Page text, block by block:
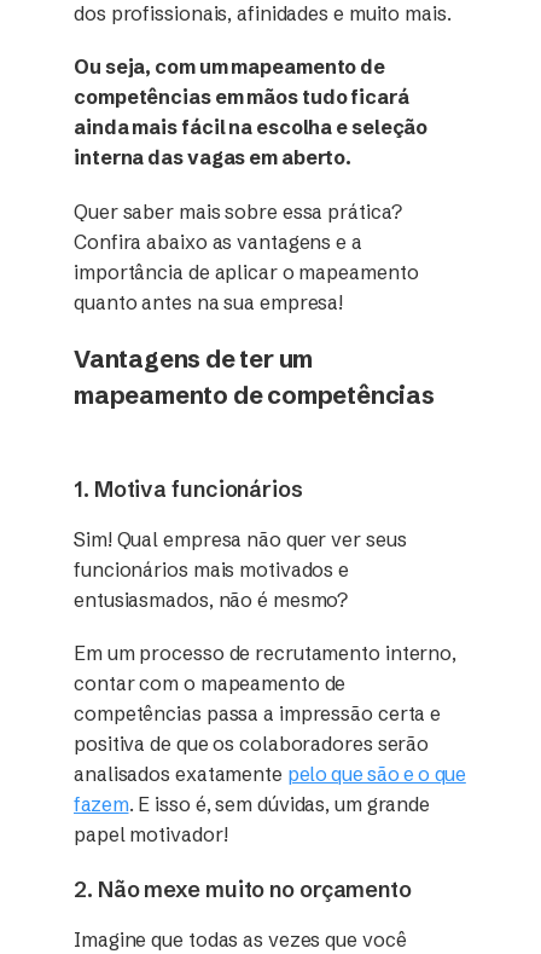
dos profissionais, afinidades e muito mais.
Ou seja, com um mapeamento de
competências em mãos tudo ficará
ainda mais fácil na escolha e seleção
interna das vagas em aberto.
Quer saber mais sobre essa prática?
Confira abaixo as vantagens e a
importância de aplicar o mapeamento
quanto antes na sua empresa!
Vantagens de ter um
mapeamento de competências
1. Motiva funcionários
Sim! Qual empresa não quer ver seus
funcionários mais motivados e
entusiasmados, não é mesmo?
Em um processo de recrutamento interno,
contar com o mapeamento de
competências passa a impressão certa e
positiva de que os colaboradores serão
analisados exatamente pelo que são e o que
fazem. E isso é, sem dúvidas, um grande
papel motivador!
2. Não mexe muito no orçamento
Imagine que todas as vezes que você